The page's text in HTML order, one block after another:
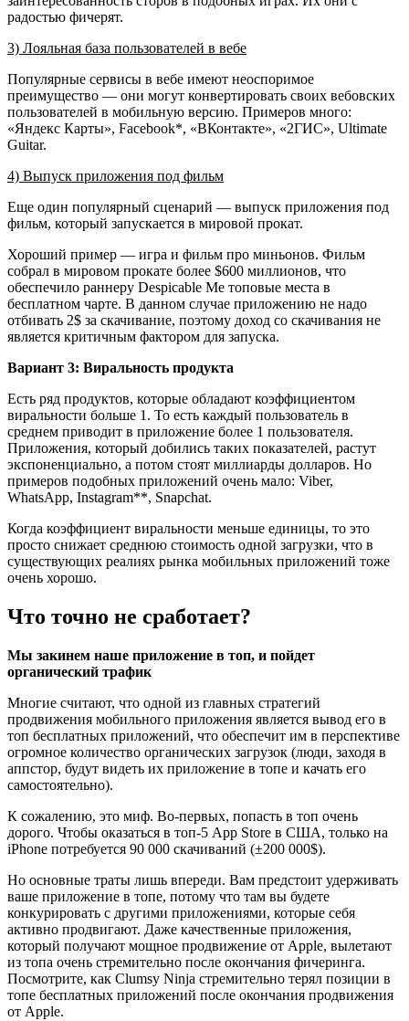
радостью фичерят.
3) Лояльная база пользователей в вебе
Популярные сервисы в вебе имеют неоспоримое
преимущество — они могут конвертировать своих вебовских
пользователей в мобильную версию. Примеров много:
«Яндекс Карты», Facebook*, «ВКонтакте», «2ГИС», Ultimate
Guitar.
4) Выпуск приложения под фильм
Еще один популярный сценарий — выпуск приложения под
фильм, который запускается в мировой прокат.
Хороший пример — игра и фильм про миньонов. Фильм
собрал в мировом прокате более $600 миллионов, что
обеспечило раннеру Despicable Me топовые места в
бесплатном чарте. В данном случае приложению не надо
отбивать 2$ за скачивание, поэтому доход со скачивания не
является критичным фактором для запуска.
Вариант 3: Виральность продукта
Есть ряд продуктов, которые обладают коэффициентом
виральности больше 1. То есть каждый пользователь в
среднем приводит в приложение более 1 пользователя.
Приложения, который добились таких показателей, растут
экспоненциально, а потом стоят миллиарды долларов. Но
примеров подобных приложений очень мало: Viber,
WhatsApp, Instagram**, Snapchat.
Когда коэффициент виральности меньше единицы, то это
просто снижает среднюю стоимость одной загрузки, что в
существующих реалиях рынка мобильных приложений тоже
очень хорошо.
Что точно не сработает?
Мы закинем наше приложение в топ, и пойдет
органический трафик
Многие считают, что одной из главных стратегий
продвижения мобильного приложения является вывод его в
топ бесплатных приложений, что обеспечит им в перспективе
огромное количество органических загрузок (люди, заходя в
аппстор, будут видеть их приложение в топе и качать его
самостоятельно).
К сожалению, это миф. Во-первых, попасть в топ очень
дорого. Чтобы оказаться в топ-5 App Store в США, только на
iPhone потребуется 90 000 скачиваний (±200 000$).
Но основные траты лишь впереди. Вам предстоит удерживать
ваше приложение в топе, потому что там вы будете
конкурировать с другими приложениями, которые себя
активно продвигают. Даже качественные приложения,
который получают мощное продвижение от Apple, вылетают
из топа очень стремительно после окончания фичеринга.
Посмотрите, как Clumsy Ninja стремительно терял позиции в
топе бесплатных приложений после окончания продвижения
от Apple.